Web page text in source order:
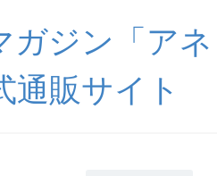
ガジン「アネ
通販サイト